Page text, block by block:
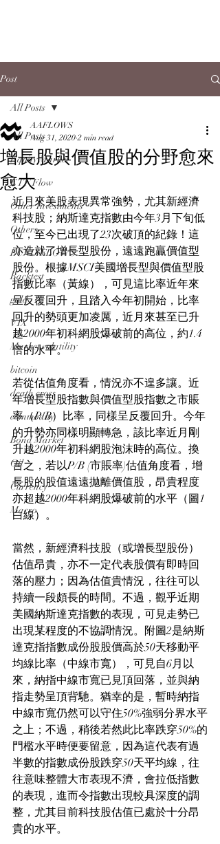
Post
All Posts
Equity Market
ETF Flow
Other Investments
Others
FUND FLOWS
Backtest
gold
VIX
Market volatility
bitcoin
death cross
commodity
Bond Market
Oil
Currency
Macro
All Posts
增長股與價值股的分野愈來
愈大
AAFLOWS
Aug 31, 2020 2 min read
近月來美股表現異常強勢，尤其新經濟
科技股；納斯達克指數由今年3月下旬低
位，至今已出現了23次破頂的紀錄！這
亦造就了增長型股份，遠遠跑贏價值型
股份。根據MSCI美國增長型與價值型股
指數比率（黃線），可見這比率近年來
呈反覆回升，且踏入今年初開始，比率
回升的勢頭更加凌厲，近月來甚至已升
越2000年初科網股爆破前的高位，約1.4
倍的水平。
若從估值角度看，情況亦不遑多讓。近
年增長型股指數與價值型股指數之市賬
率（P/B）比率，同樣呈反覆回升。今年
的升勢亦同樣明顯轉急，該比率近月剛
升越2000年初科網股泡沫時的高位。換
言之，若以P/B (市賬率)估值角度看，增
長股的股值遠遠拋離價值股，昂貴程度
亦超越2000年科網股爆破前的水平（圖1
白線）。
當然，新經濟科技股（或增長型股份）
估值昂貴，亦不一定代表股價有即時回
落的壓力；因為估值貴情況，往往可以
持續一段頗長的時間。不過，觀乎近期
美國納斯達克指數的表現，可見走勢已
出現某程度的不協調情況。附圖2是納斯
達克指指數成份股股價高於50天移動平
均線比率（中線市寬），可見自6月以
來，納指中線市寬已見頂回落，並與納
指走勢呈頂背馳。猶幸的是，暫時納指
中線市寬仍然可以守住50%強弱分界水平
之上；不過，稍後若然此比率跌穿50%的
門檻水平時便要留意，因為這代表有過
半數的指數成份股跌穿50天平均線，往
往意味整體大市表現不濟，會拉低指數
的表現，進而令指數出現較具深度的調
整，尤其目前科技股估值已處於十分昂
貴的水平。